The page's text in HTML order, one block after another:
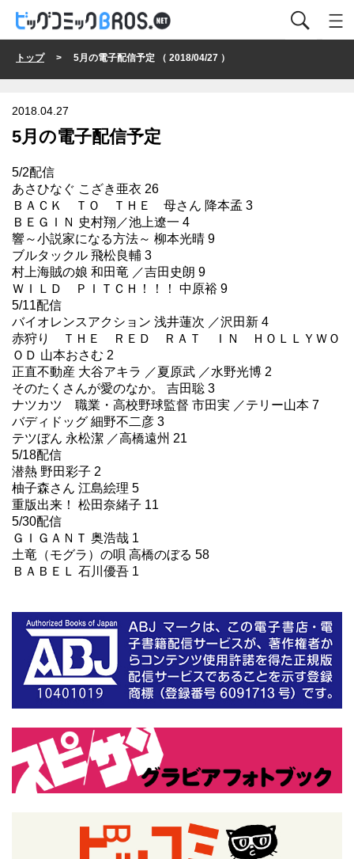
トップ> 5月の電子配信予定 （ 2018/04/27 ）
2018.04.27
5月の電子配信予定
5/2配信
あさひなぐ こざき亜衣 26
ＢＡＣＫ ＴＯ ＴＨＥ 母さん 降本孟 3
ＢＥＧＩＮ 史村翔／池上遼一 4
響～小説家になる方法～ 柳本光晴 9
ブルタックル 飛松良輔 3
村上海賊の娘 和田竜 ／吉田史朗 9
ＷＩＬＤ ＰＩＴＣＨ！！！ 中原裕 9
5/11配信
バイオレンスアクション 浅井蓮次 ／沢田新 4
赤狩り ＴＨＥ ＲＥＤ ＲＡＴ ＩＮ ＨＯＬＬＹＷＯ
ＯＤ 山本おさむ 2
正直不動産 大谷アキラ ／夏原武 ／水野光博 2
そのたくさんが愛のなか。 吉田聡 3
ナツカツ 職業・高校野球監督 市田実 ／テリー山本 7
バディドッグ 細野不二彦 3
テツぼん 永松潔 ／高橋遠州 21
5/18配信
潜熱 野田彩子 2
柚子森さん 江島絵理 5
重版出来！ 松田奈緒子 11
5/30配信
ＧＩＧＡＮＴ 奥浩哉 1
土竜（モグラ）の唄 高橋のぼる 58
ＢＡＢＥＬ 石川優吾 1